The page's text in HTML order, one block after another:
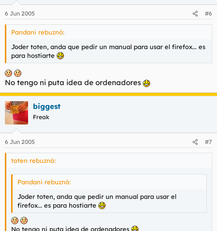
6 Jun 2005 #6
Pandani rebuznó:
Joder toten, anda que pedir un manual para usar el firefox... es
para hostiarte
No tengo ni puta idea de ordenadores
biggest
Freak
6 Jun 2005 #7
toten rebuznó:
Pandani rebuznó:
Joder toten, anda que pedir un manual para usar el
firefox... es para hostiarte
No tengo ni puta idea de ordenadores